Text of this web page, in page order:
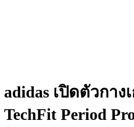
adidas เปิดตัวกาง
TechFit Period